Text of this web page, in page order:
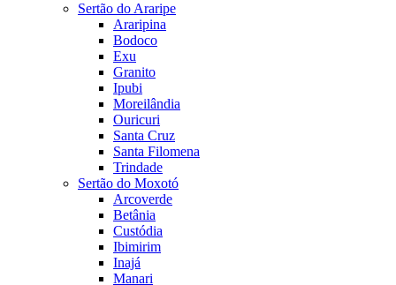
Sertão do Araripe
Araripina
Bodoco
Exu
Granito
Ipubi
Moreilândia
Ouricuri
Santa Cruz
Santa Filomena
Trindade
Sertão do Moxotó
Arcoverde
Betânia
Custódia
Ibimirim
Inajá
Manari